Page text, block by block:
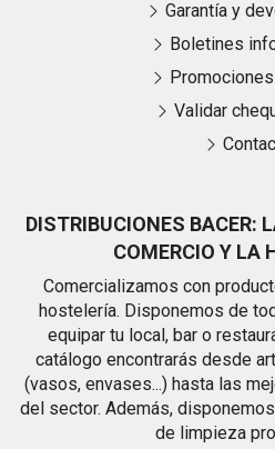
DISTRIBUCIONES BACER:
COMERCIO Y LA
Comercializamos con
hostelería. Disponemos de
equipar tu local, bar o
catálogo encontrarás desde
(vasos, envases...) hasta las
del sector. Además,
de limpieza
Garantía y
Boletines
Validar